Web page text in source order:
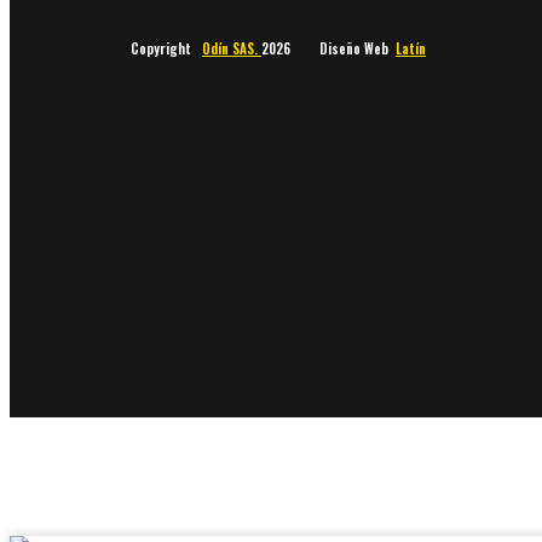
Copyright Odín SAS. 2026 Diseño Web Latín